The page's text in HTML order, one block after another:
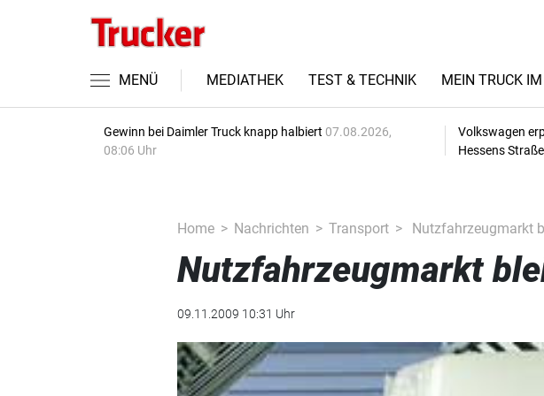
MENÜ MEDIATHEK TEST & TECHNIK MEIN TRUCK
Gewinn bei Daimler Truck knapp halbiert 07.08.2026,
08:06 Uhr
Volkswagen
Hessens
Home Nachrichten Transport Nutzfahrzeugmarkt
Nutzfahrzeugmarkt
09.11.2009 10:31 Uhr